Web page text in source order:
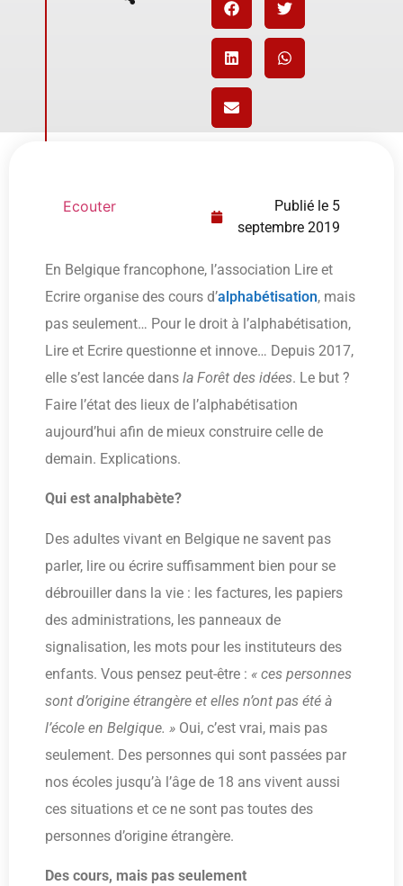
Ecouter Publié le 5
septembre 2019
En Belgique francophone, l’association Lire et
Ecrire organise des cours d’alphabétisation, mais
pas seulement… Pour le droit à l’alphabétisation,
Lire et Ecrire questionne et innove… Depuis 2017,
elle s’est lancée dans la Forêt des idées. Le but ?
Faire l’état des lieux de l’alphabétisation
aujourd’hui afin de mieux construire celle de
demain. Explications.
Qui est analphabète?
Des adultes vivant en Belgique ne savent pas
parler, lire ou écrire suffisamment bien pour se
débrouiller dans la vie : les factures, les papiers
des administrations, les panneaux de
signalisation, les mots pour les instituteurs des
enfants. Vous pensez peut-être : « ces personnes
sont d’origine étrangère et elles n’ont pas été à
l’école en Belgique. » Oui, c’est vrai, mais pas
seulement. Des personnes qui sont passées par
nos écoles jusqu’à l’âge de 18 ans vivent aussi
ces situations et ce ne sont pas toutes des
personnes d’origine étrangère.
Des cours, mais pas seulement